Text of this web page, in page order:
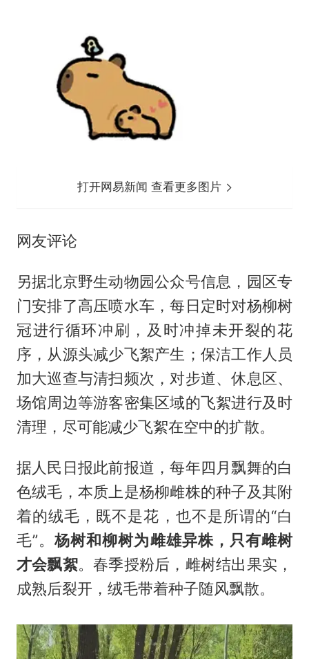
打开网易新闻 查看更多图片
网友评论
另据北京野生动物园公众号信息，园区专
门安排了高压喷水车，每日定时对杨柳树
冠进行循环冲刷，及时冲掉未开裂的花
序，从源头减少飞絮产生；保洁工作人员
加大巡查与清扫频次，对步道、休息区、
场馆周边等游客密集区域的飞絮进行及时
清理，尽可能减少飞絮在空中的扩散。
据人民日报此前报道，每年四月飘舞的白
色绒毛，本质上是杨柳雌株的种子及其附
着的绒毛，既不是花，也不是所谓的“白
毛”。杨树和柳树为雌雄异株，只有雌树
才会飘絮。春季授粉后，雌树结出果实，
成熟后裂开，绒毛带着种子随风飘散。